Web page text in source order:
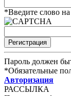
*Введите слово
Пароль должен
*Обязательные
Авторизация
РАССЫЛКА